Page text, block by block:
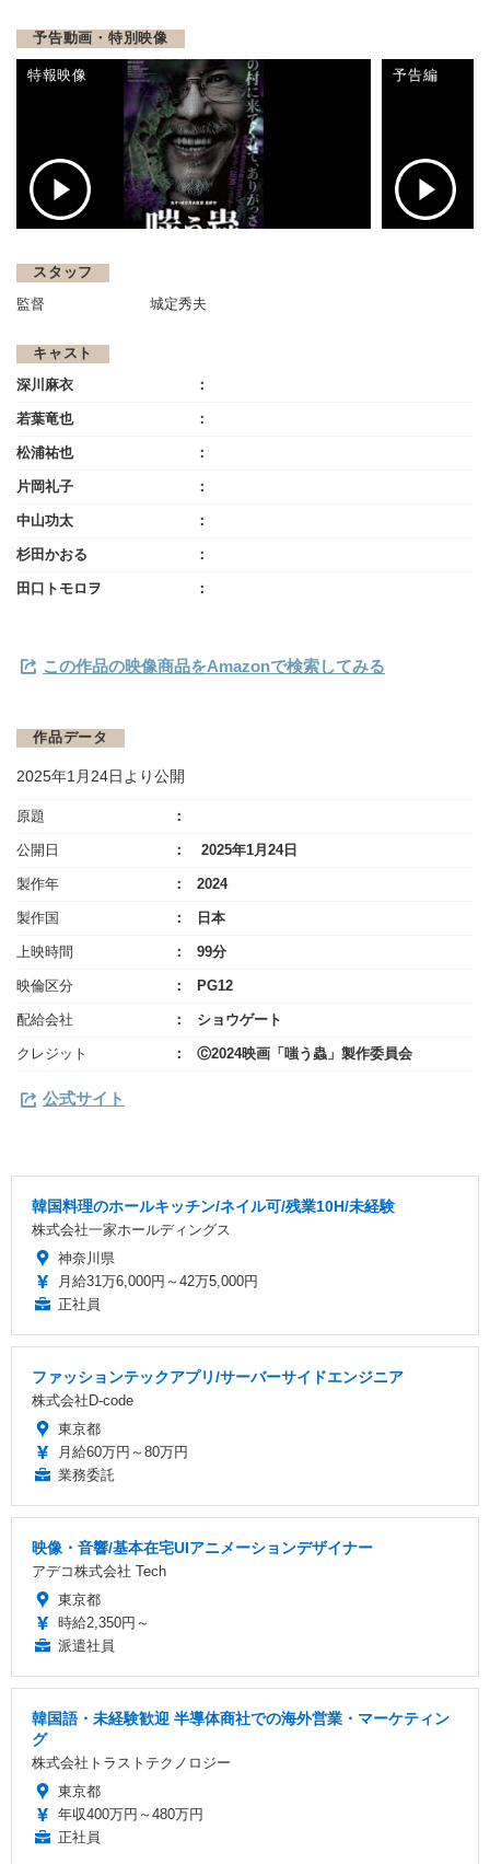
予告動画・特別映像
特報映像 予告編
スタッフ
監督 城定秀夫
キャスト
深川麻衣
若葉竜也
松浦祐也
片岡礼子
中山功太
杉田かおる
田口トモロヲ
この作品の映像商品をAmazonで検索してみる
作品データ
2025年1月24日より公開
原題
公開日 2025年1月24日
製作年 2024
製作国 日本
上映時間 99分
映倫区分 PG12
配給会社 ショウゲート
クレジット Ⓒ2024映画「嗤う蟲」製作委員会
公式サイト
韓国料理のホールキッチン/ネイル可/残業10H/未経験
株式会社一家ホールディングス
神奈川県
月給31万6,000円～42万5,000円
正社員
ファッションテックアプリ/サーバーサイドエンジニア
株式会社D-code
東京都
月給60万円～80万円
業務委託
映像・音響/基本在宅UIアニメーションデザイナー
アデコ株式会社 Tech
東京都
時給2,350円～
派遣社員
韓国語・未経験歓迎 半導体商社での海外営業・マーケティン
グ
株式会社トラストテクノロジー
東京都
年収400万円～480万円
正社員